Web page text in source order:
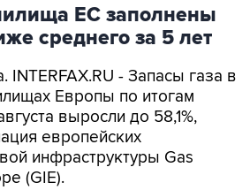
ЕС заполнены
среднего за 5 лет
INTERFAX.RU - Запасы газа в
Европы по итогам
выросли до 58,1%,
европейских
инфраструктуры Gas
(GIE).